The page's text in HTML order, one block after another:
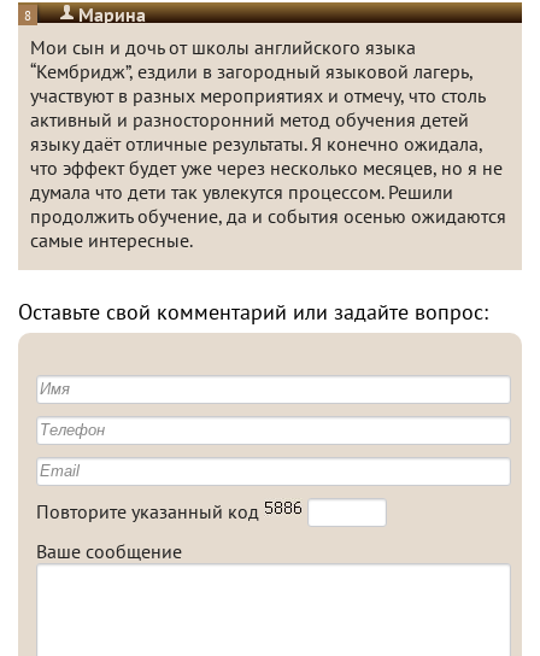
8
Марина
Мои сын и дочь от школы английского языка
“Кембридж”, ездили в загородный языковой лагерь,
участвуют в разных мероприятиях и отмечу, что столь
активный и разносторонний метод обучения детей
языку даёт отличные результаты. Я конечно ожидала,
что эффект будет уже через несколько месяцев, но я не
думала что дети так увлекутся процессом. Решили
продолжить обучение, да и события осенью ожидаются
самые интересные.
Оставьте свой комментарий или задайте вопрос:
Повторите указанный код
Ваше сообщение